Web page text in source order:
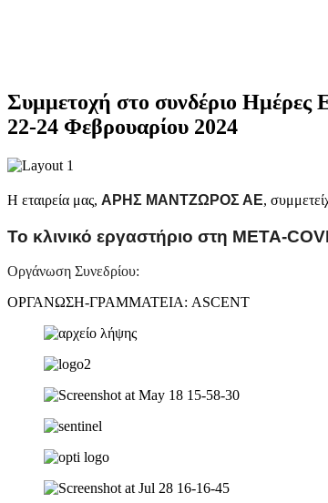
Συμμετοχή στo συνδέριο Ημέρες
22-24 Φεβρουαρίου 2024
Η εταιρεία μας, ΑΡΗΣ ΜΑΝΤΖΩΡΟΣ ΑΕ,
To κλινικό εργαστήριο στη ΜΕΤΑ-
Οργάνωση Συνεδρίου:
ΟΡΓΑΝΩΣΗ-ΓΡΑΜΜΑΤΕΙΑ: ASCENT